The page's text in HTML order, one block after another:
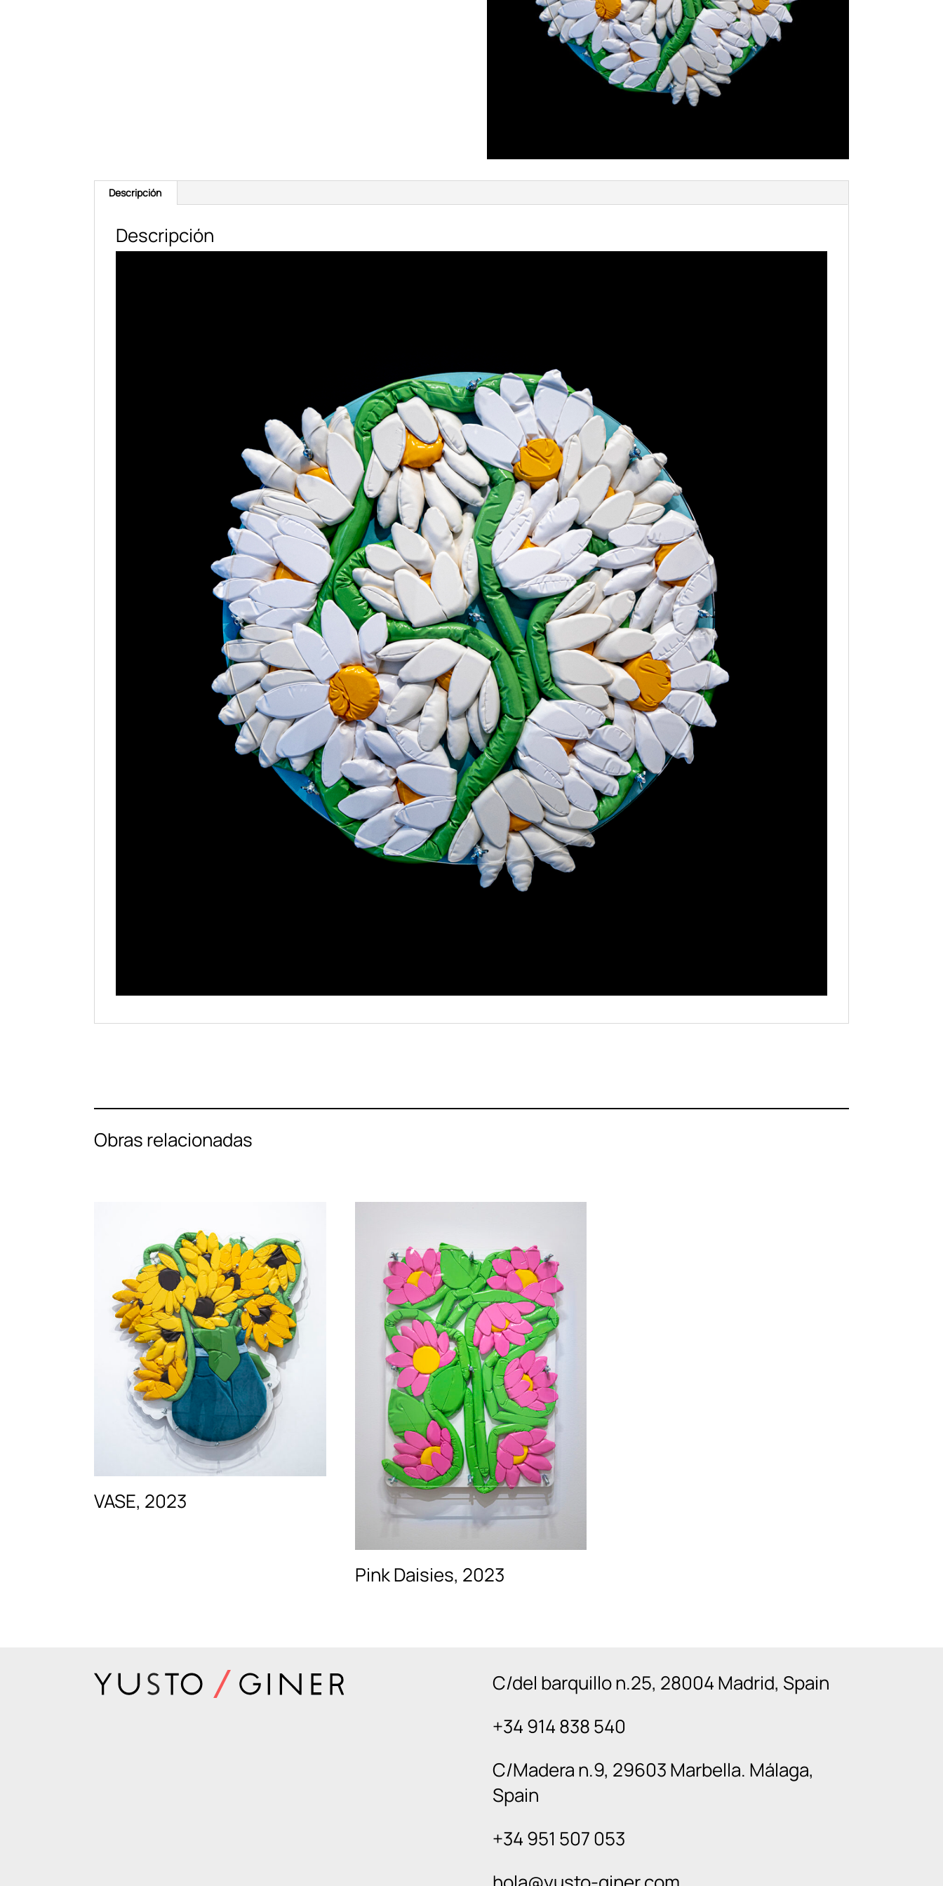
Descripción
Descripción
Obras relacionadas
VASE, 2023
Pink Daisies, 2023
C/del barquillo n.25, 28004 Madrid, Spain
+34 914 838 540
C/Madera n.9, 29603 Marbella. Málaga,
Spain
+34 951 507 053